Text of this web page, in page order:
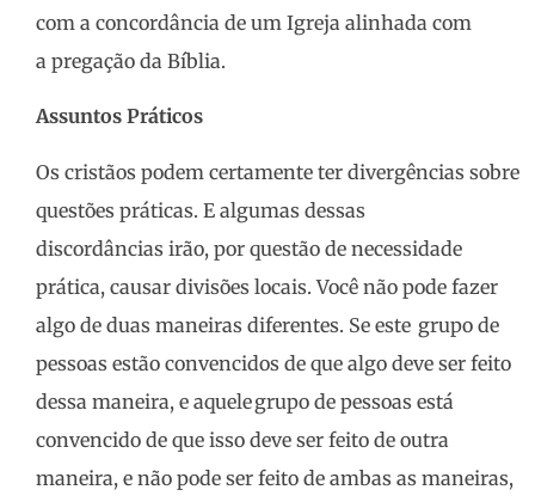
com a concordância de um Igreja alinhada com
a pregação da Bíblia.
Assuntos Práticos
Os cristãos podem certamente ter divergências sobre
questões práticas. E algumas dessas
discordâncias irão, por questão de necessidade
prática, causar divisões locais. Você não pode fazer
algo de duas maneiras diferentes. Se este grupo de
pessoas estão convencidos de que algo deve ser feito
dessa maneira, e aquele grupo de pessoas está
convencido de que isso deve ser feito de outra
maneira, e não pode ser feito de ambas as maneiras,